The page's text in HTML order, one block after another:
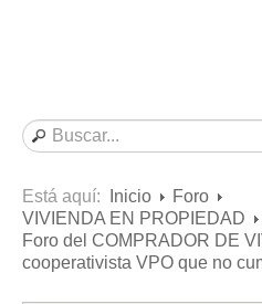
Contratos de Arrendamiento
De uso distinto al de vivienda
Otros contratos de
Requerimientos y
Está aquí: Inicio
Foro
VIVIENDA EN PROPIEDAD
Foro del COMPRADOR DE
cooperativista VPO que no